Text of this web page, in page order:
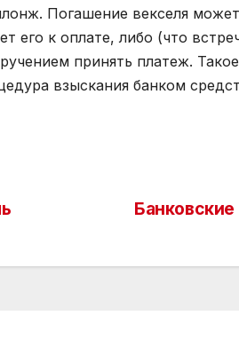
Погашение векселя
его к оплате, либо (что
принять платеж.
взыскания банком